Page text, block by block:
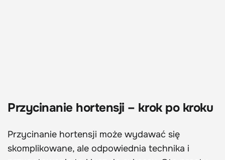
Przycinanie hortensji – krok po kroku
Przycinanie hortensji może wydawać się
skomplikowane, ale odpowiednia technika i